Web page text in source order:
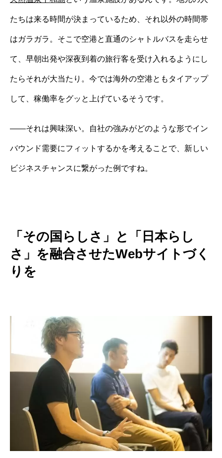
たちは来る時間が決まっているため、それ以外の時間帯
はガラガラ。そこで空港と直通のシャトルバスを走らせ
て、早朝出発や深夜到着の旅行客を受け入れるようにし
たらそれが大当たり。今では海外の空港ともタイアップ
して、稼働率をグッと上げているそうです。
——それは興味深い。自社の強みがどのような形でイン
バウンド需要にフィットするかを考えることで、新しい
ビジネスチャンスに繋がった例ですね。
「その国らしさ」と「日本らし
さ」を融合させたWebサイトづく
りを